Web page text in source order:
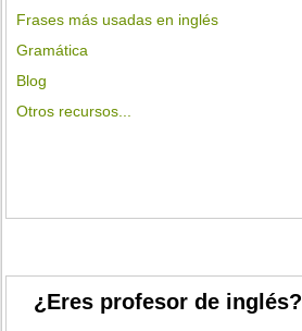
Frases más usadas en inglés
Gramática
Blog
Otros recursos...
¿Eres profesor de inglés?